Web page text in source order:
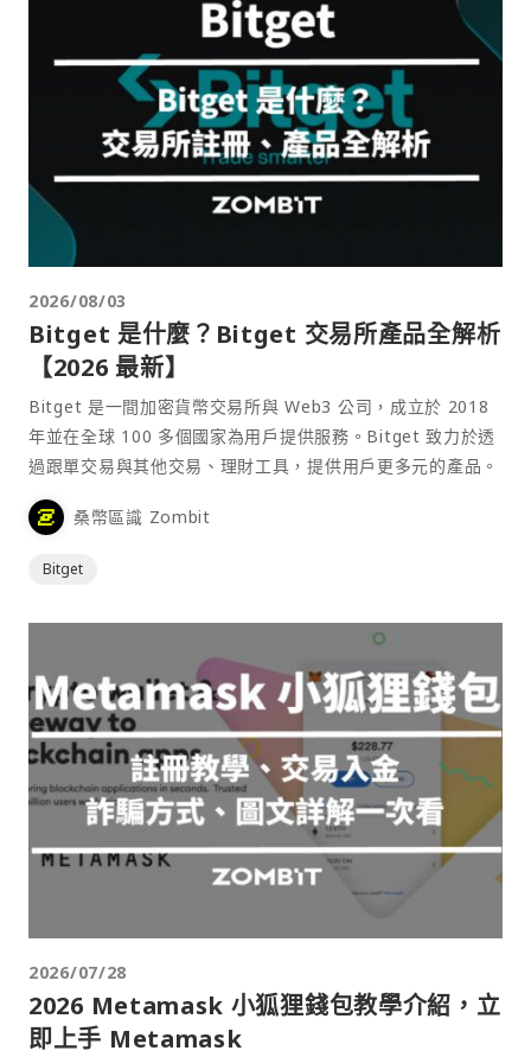
2026/08/03
Bitget 是什麼？Bitget 交易所產品全解析
【2026 最新】
Bitget 是一間加密貨幣交易所與 Web3 公司，成立於 2018
年並在全球 100 多個國家為用戶提供服務。Bitget 致力於透
過跟單交易與其他交易、理財工具，提供用戶更多元的產品。
桑幣區識 Zombit
Bitget
2026/07/28
2026 Metamask 小狐狸錢包教學介紹，立
即上手 Metamask